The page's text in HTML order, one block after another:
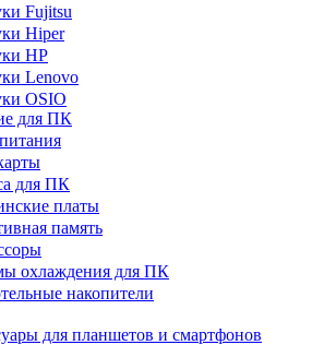
Fujitsu
Hiper
HP
Lenovo
OSIO
для ПК
для ПК
платы
память
охлаждения для ПК
накопители
для планшетов и смартфонов